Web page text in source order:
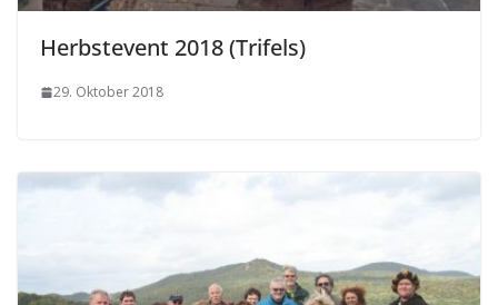
Herbstevent 2018 (Trifels)
29. Oktober 2018